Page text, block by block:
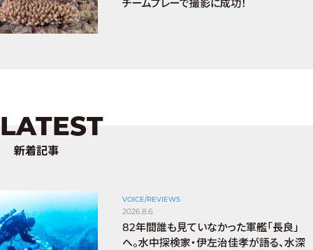
チームプレーで撮影に成功！
LATEST
新着記事
VOICE/REVIEWS
2026.8.6
82年間誰も見ていなかった軍艦「長良」
へ。水中探検家・伊左治佳孝が語る、水深